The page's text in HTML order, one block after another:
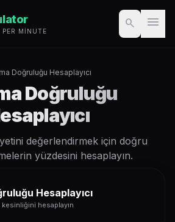
MINUTE
search menu
Doğruluğu Hesaplayıcı
Doğruluğu
değerlendirmek için doğru
yüzdesini hesaplayın.
Hesaplayıcı
kesinliğini hesaplayın